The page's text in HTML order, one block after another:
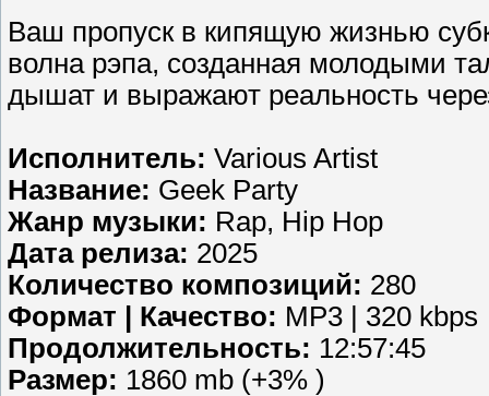
Ваш пропуск в кипящую жизнью
волна рэпа, созданная молодыми
дышат и выражают реальность
Исполнитель: Various Artist
Название: Geek Party
Жанр музыки: Rap, Hip Hop
Дата релиза: 2025
Количество композиций: 280
Формат | Качество: MP3 | 320 kbps
Продолжительность: 12:57:45
Размер: 1860 mb (+3% )